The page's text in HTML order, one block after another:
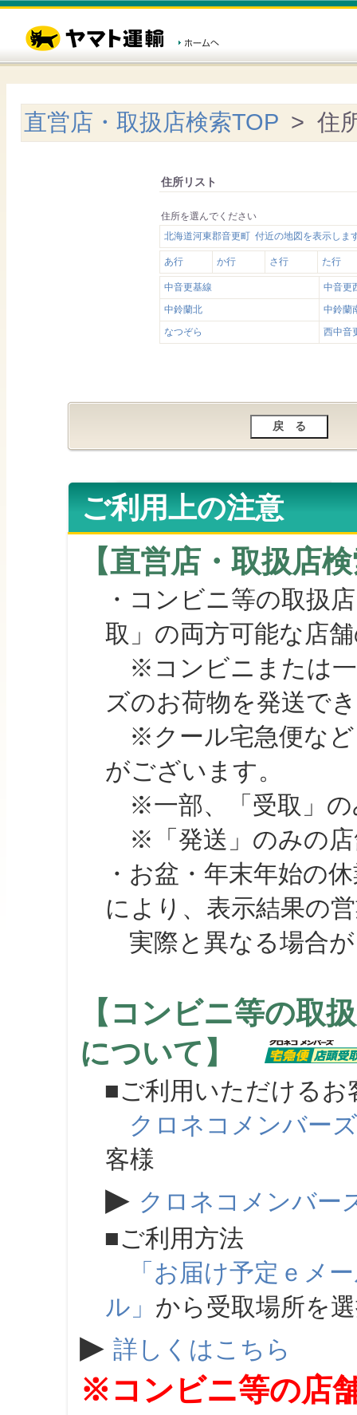
直営店・取扱店検索TOP > 住
住所リスト
住所を選んでください
北海道河東郡音更町 付近の地図を表示しま
あ行 か行 さ行 た行
中音更基線
中音更
中鈴蘭北
中鈴蘭
なつぞら
西中音
ご利用上の注意
【直営店・取扱店
・コンビニ等の取扱
取」の両方可能な店
※コンビニまたは一
ズのお荷物を発送で
※クール宅急便など
がございます。
※一部、「受取」の
※「発送」のみの店
・お盆・年末年始の
により、表示結果の
実際と異なる場合が
【コンビニ等の取
について】
■ご利用いただけるお
クロネコメンバーズ
客様
▶ クロネコメンバー
■ご利用方法
「お届け予定ｅメ
ル」 から受取場所を
▶ 詳しくはこちら
※コンビニ等の店